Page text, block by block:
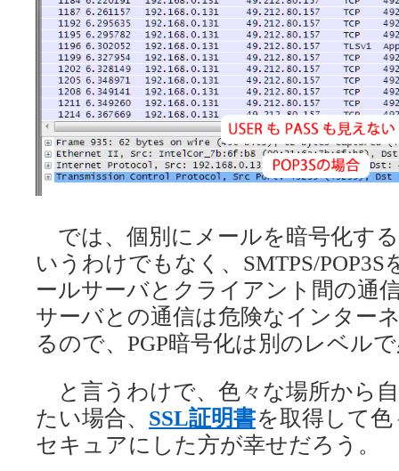
では、個別にメールを暗号化す
いうわけでもなく、SMTPS/
ールサーバとクライアント間の通
サーバとの通信は危険なインター
るので、PGP暗号化は別のレベル
と言うわけで、色々な場所から
たい場合、 SSL証明書を取得して
セキュアにした方が幸せだろう。